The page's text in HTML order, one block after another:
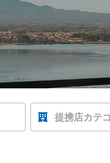
提携店カテ